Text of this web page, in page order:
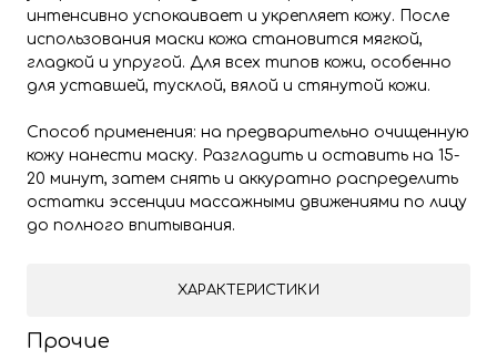
интенсивно успокаивает и укрепляет кожу. После
использования маски кожа становится мягкой,
гладкой и упругой. Для всех типов кожи, особенно
для уставшей, тусклой, вялой и стянутой кожи.
Способ применения: на предварительно очищенную
кожу нанести маску. Разгладить и оставить на 15-
20 минут, затем снять и аккуратно распределить
остатки эссенции массажными движениями по лицу
до полного впитывания.
ХАРАКТЕРИСТИКИ
Прочие